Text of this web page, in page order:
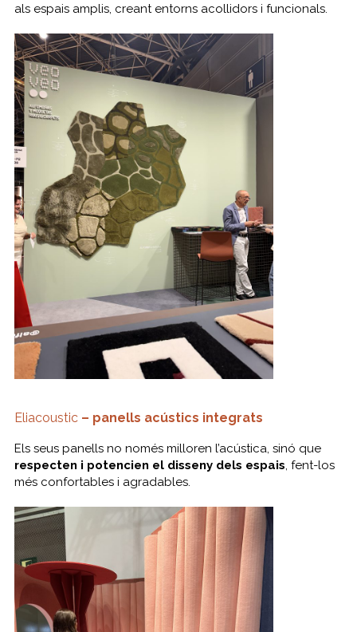
als espais amplis, creant entorns acollidors i funcionals.
Eliacoustic– panells acústics integrats
Els seus panells no només milloren l’acústica, sinó que
respecten i potencien el disseny dels espais, fent-los
més confortables i agradables.